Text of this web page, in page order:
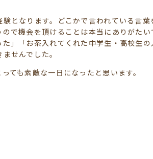
となります。どこかで言われている言葉
で機会を頂けることは本当にありがたい
」「お茶入れてくれた中学生・高校生の
せんでした。
ても素敵な一日になったと思います。